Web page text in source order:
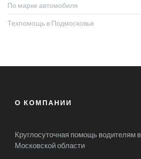
По марке автомобиля
Техпомощь в Подмосковье
О КОМПАНИИ
Круглосуточная помощь водителям
Московской области